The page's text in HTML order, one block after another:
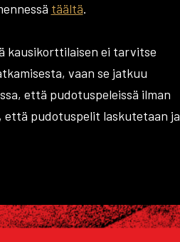
täältä.
kausikorttilaisen ei tarvitse
vaan se jatkuu
että pudotuspeleissä ilman
pudotuspelit laskutetaan ja